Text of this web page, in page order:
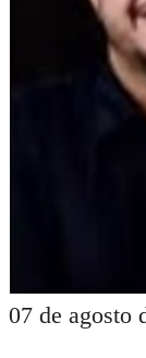
07 de agosto